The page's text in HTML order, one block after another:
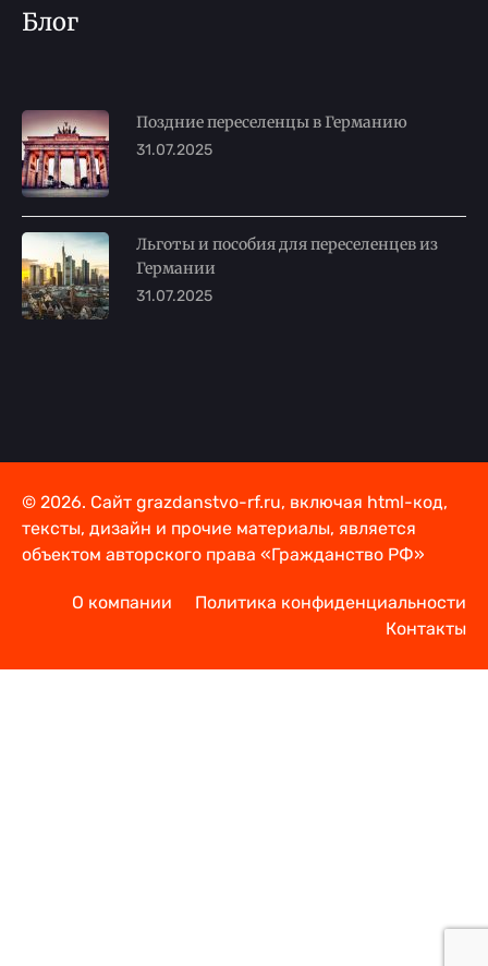
Блог
Поздние переселенцы в Германию
31.07.2025
Льготы и пособия для переселенцев из
Германии
31.07.2025
© 2026. Сайт grazdanstvo-rf.ru, включая html-код,
тексты, дизайн и прочие материалы, является
объектом авторского права «Гражданство РФ»
О компании
Политика конфиденциальности
Контакты